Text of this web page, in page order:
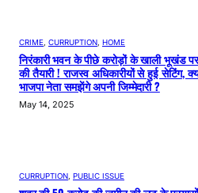
CRIME CURRUPTION HOME
निरंकारी भवन के पीछे करोड़ों के खाली भूखंड पर
की तैयारी ! राजस्व अधिकारीयों से हुई सेटिंग,
भाजपा नेता समझेंगे अपनी जिम्मेदारी ?
May 14, 2025
CURRUPTION PUBLIC ISSUE